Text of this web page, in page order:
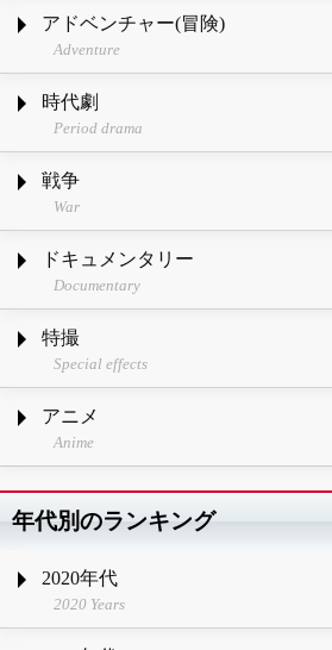
アドベンチャー(冒険)
Adventure
時代劇
Period drama
戦争
War
ドキュメンタリー
Documentary
特撮
Special effects
アニメ
Anime
年代別のランキング
2020年代
2020 Years